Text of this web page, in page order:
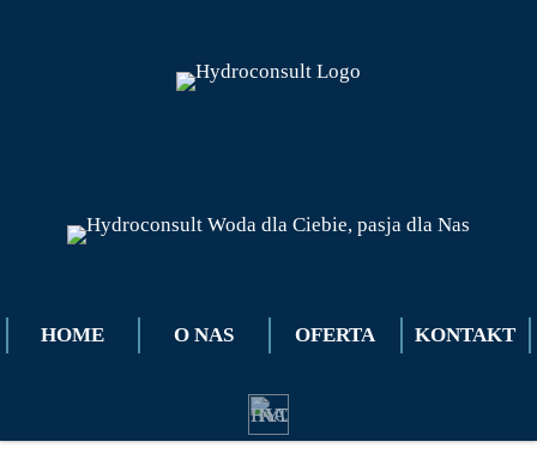
HOME O NAS OFERTA KONTAKT